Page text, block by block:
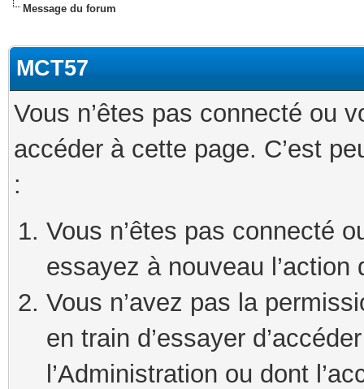
Message du forum
MCT57
Vous n’êtes pas connecté ou
accéder à cette page. C’est
:
Vous n’êtes pas connecté
essayez à nouveau
Vous n’avez pas la
en train d’essayer
l’Administration ou dont